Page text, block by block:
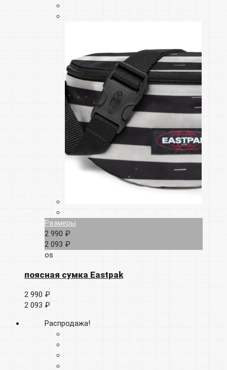
Размеры
2 990 ₽
2 093 ₽
os
поясная сумка Eastpak
2 990 ₽
2 093 ₽
Распродажа!